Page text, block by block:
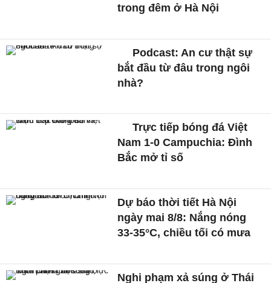
trong đêm ở Hà Nội
Podcast: An cư thật sự
bắt đầu từ đâu trong ngôi
nhà?
Trực tiếp bóng đá Việt
Nam 1-0 Campuchia: Đình
Bắc mở tỉ số
Dự báo thời tiết Hà Nội
ngày mai 8/8: Nắng nóng
33-35°C, chiều tối có mưa
Nghi phạm xả súng ở Thái